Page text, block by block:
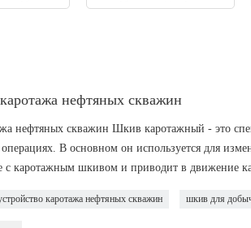
нефтяных скважин
нефтяных скважин Шкив каротажный - это
В основном он используется для
с каротажным шкивом и приводит в движение
каротажа нефтяных скважин шкив для